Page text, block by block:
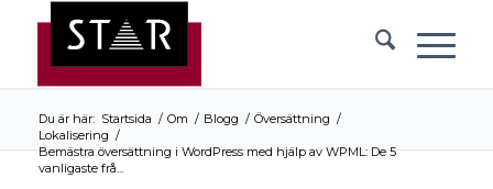
Du är här: Startsida / Om / Blogg / Översättning /
Lokalisering /
Bemästra översättning i WordPress med hjälp av WPML: De 5
vanligaste frå...